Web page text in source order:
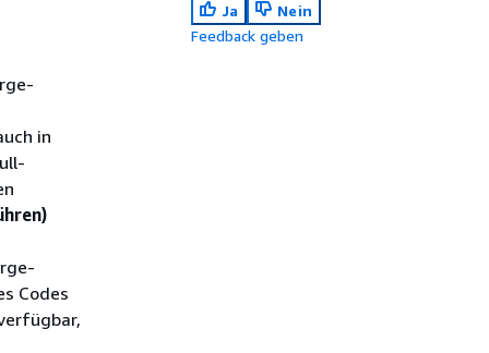
in
Codes
Ja
Nein
Feedback geben